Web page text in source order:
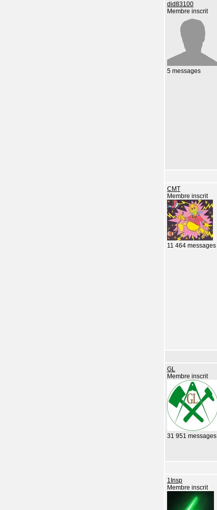
did83100
Membre inscrit
5 messages
CMT
Membre inscrit
11 464 messages
GL
Membre inscrit
31 951 messages
1Insp
Membre inscrit